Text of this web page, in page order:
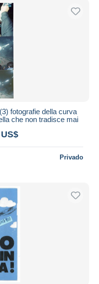
fotografie della curva
che non tradisce mai
Privado